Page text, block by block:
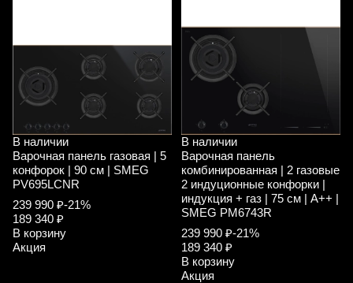
В наличии
Варочная панель газовая | 5
конфорок | 90 см | SMEG
PV695LCNR
239 990 ₽-21%
189 340 ₽
В корзину
Акция
В наличии
Варочная панель
комбинированная | 2 газовые
2 индуционные конфорки |
индукция + газ | 75 см | A++ |
SMEG PM6743R
239 990 ₽-21%
189 340 ₽
В корзину
Акция